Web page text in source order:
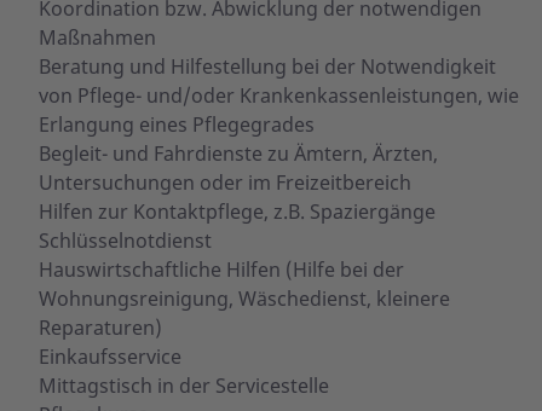
Koordination bzw. Abwicklung der notwendigen
Maßnahmen
Beratung und Hilfestellung bei der Notwendigkeit
von Pflege- und/oder Krankenkassenleistungen, wie
Erlangung eines Pflegegrades
Begleit- und Fahrdienste zu Ämtern, Ärzten,
Untersuchungen oder im Freizeitbereich
Hilfen zur Kontaktpflege, z.B. Spaziergänge
Schlüsselnotdienst
Hauswirtschaftliche Hilfen (Hilfe bei der
Wohnungsreinigung, Wäschedienst, kleinere
Reparaturen)
Einkaufsservice
Mittagstisch in der Servicestelle